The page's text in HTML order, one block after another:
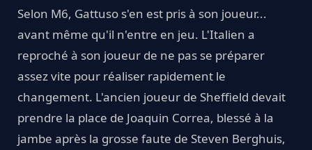
Selon M6, Gattuso s'en est pris à son joueur...
avant même qu'il n'entre en jeu. L'Italien a
reproché à son joueur de ne pas se préparer
assez vite pour réaliser rapidement le
changement. L'ancien joueur de Sheffield devait
prendre la place de Joaquin Correa, blessé à la
jambe après la grosse faute de Steven Berghuis,